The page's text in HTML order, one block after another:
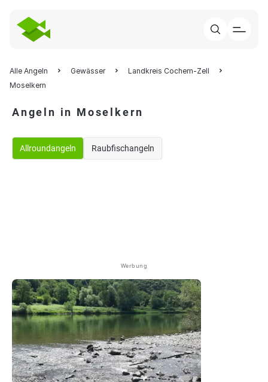
Alle Angeln Gewässer
Landkreis Cochem-Zell
Moselkern
Angeln in Moselkern
Allroundangeln Raubfischangeln
Werbung